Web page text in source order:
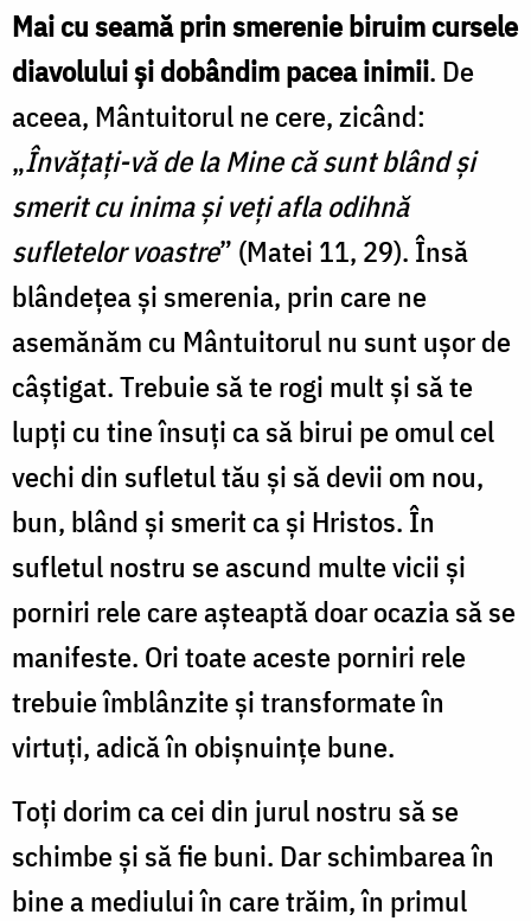
Mai cu seamă prin smerenie biruim cursele
diavolului și dobândim pacea inimii. De
aceea, Mântuitorul ne cere, zicând:
„Învățați-vă de la Mine că sunt blând și
smerit cu inima și veți afla odihnă
sufletelor voastre” (Matei 11, 29). Însă
blândețea și smerenia, prin care ne
asemănăm cu Mântuitorul nu sunt ușor de
câștigat. Trebuie să te rogi mult și să te
lupți cu tine însuți ca să birui pe omul cel
vechi din sufletul tău și să devii om nou,
bun, blând și smerit ca și Hristos. În
sufletul nostru se ascund multe vicii și
porniri rele care așteaptă doar ocazia să se
manifeste. Ori toate aceste porniri rele
trebuie îmblânzite și transformate în
virtuți, adică în obișnuințe bune.
Toți dorim ca cei din jurul nostru să se
schimbe și să fie buni. Dar schimbarea în
bine a mediului în care trăim, în primul